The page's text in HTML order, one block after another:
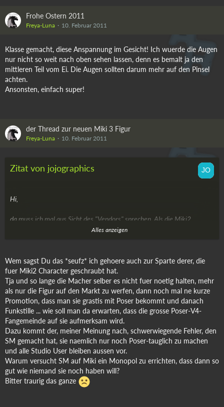
Frohe Ostern 2011
Freya-Luna 10. Februar 2011
Klasse gemacht, diese Anspannung im Gesicht! Ich wuerde die Augen
nur nicht so weit nach oben sehen lassen, denn es bemalt ja den
mittleren Teil vom Ei. Die Augen sollten darum mehr auf den Pinsel
achten.
Ansonsten, einfach super!
der Thread zur neuen Miki 3 Figur
Freya-Luna 10. Februar 2011
Zitat von jojographics
Hi,
da muss ich mal aus Sicht des "Vendors" sprechen. Als die Miki2
erschien habe ich mir die zum ersten Mal zur Brust genommen und
keinen zu interessieren und sie ist dann letztendlich relativ schnell
wieder aus dem entsprechenden Markt geflogen. Ich hatte dann mal so
ein wenig nachgeforscht und beobachtet, weil ich dachte der Charakter
sei halt nicht so gut gewesen. Aber es ging einigen so, die Sachen mit
und für Miki 2 gemacht haben, daß die nach relativ kurzer Zeit wieder
in der Versenkung verschwanden. Mag jetzt blöd klingen und ich kann´s
nicht nachvollziehen aber oft habe ich das Gefühl, daß manche
Frettchenfigur aus dem Genlabor für V4 populärer ist als eine
natürlichere Figur für Miki.
Es gibt da so einige Figuren, da kann ich nur mit dem Kopf schütteln
aber die werden derart hochgepuscht und sehen aus wie "Herr Gott, 1.
Semester Maschinenbau" oder aus dem Heavy Metal Universum.
Möchte jetzt keine Beispiele nennen aber mich hat die Erfahrung mit
Miki 2, nach der ganzen Arbeit damit, zögern lassen mich da in in
Alles anzeigen
Wem sagst Du das *seufz* ich gehoere auch zur Sparte derer, die
fuer Miki2 Character geschraubt hat.
Tja und so lange die Macher selber es nicht fuer noetig halten, mehr
als nur die Figur auf den Markt zu werfen, dann noch mal ne kurze
Promotion, dass man sie grastis mit Poser bekommt und danach
Funkstille ... wie soll man da erwarten, dass die grosse Poser-V4-
Fangemeinde auf sie aufmerksam wird.
Dazu kommt der, meiner Meinung nach, schwerwiegende Fehler, den
SM gemacht hat, sie naemlich nur noch Poser-tauglich zu machen
und alle Studio User bleiben aussen vor.
Warum versucht SM auf Miki ein Monopol zu errichten, dass dann so
gut wie niemand sie noch haben will?
Bitter traurig das ganze